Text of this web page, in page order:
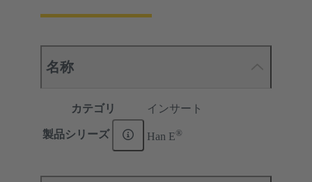
名称
カテゴリ インサート
製品シリーズ Han E®